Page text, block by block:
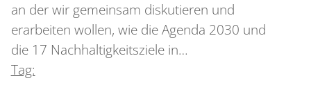
an der wir gemeinsam diskutieren und
erarbeiten wollen, wie die Agenda 2030 und
die 17 Nachhaltigkeitsziele in…
Tag: